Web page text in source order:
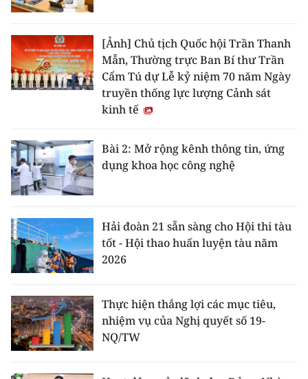
Đồng bằng sông Cửu Long
Chuyên trang Hà Nội
Chuyên trang TP. Hồ Chí Minh
VỀ BÁO NHÂN DÂN
NHÂN DÂN CUỐI TUẦN
NHÂN DÂN HẰNG THÁNG
MUA BÁO
ĐỌC BÁO IN
[Ảnh] Chủ tịch Quốc hội Trần Thanh
Mẫn, Thường trực Ban Bí thư Trần
Cẩm Tú dự Lễ kỷ niệm 70 năm Ngày
truyền thống lực lượng Cảnh sát
kinh tế
Bài 2: Mở rộng kênh thông tin, ứng
dụng khoa học công nghệ
Hải đoàn 21 sẵn sàng cho Hội thi tàu
tốt - Hội thao huấn luyện tàu năm
2026
Thực hiện thắng lợi các mục tiêu,
nhiệm vụ của Nghị quyết số 19-
NQ/TW